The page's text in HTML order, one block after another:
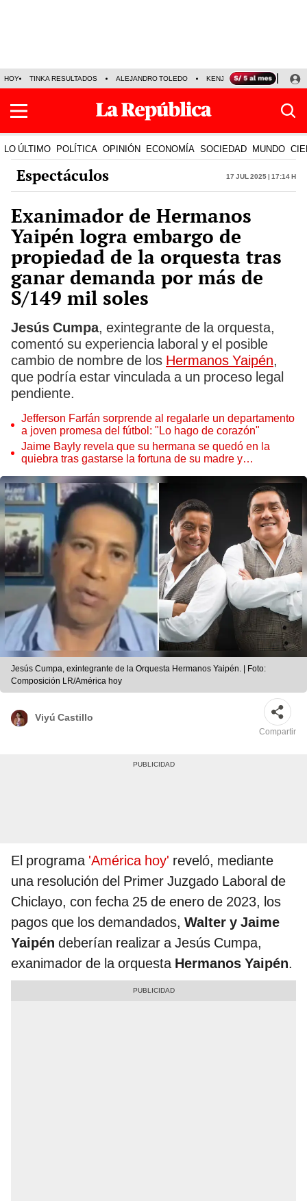
HOY TINKA RESULTADOS ALEJANDRO TOLEDO KENJI FUJIMORI
LO ÚLTIMO POLÍTICA OPINIÓN ECONOMÍA SOCIEDAD MUNDO
Espectáculos 17 Jul 2025 | 17:14 h
Exanimador de Hermanos
Yaipén logra embargo de
propiedad de la orquesta tras
ganar demanda por más de
S/149 mil soles
Jesús Cumpa, exintegrante de la orquesta,
comentó su experiencia laboral y el posible
cambio de nombre de los Hermanos Yaipén,
que podría estar vinculada a un proceso legal
pendiente.
Jefferson Farfán sorprende al regalarle un departamento
a joven promesa del fútbol: "Lo hago de corazón"
Jaime Bayly revela que su hermana se quedó en la
quiebra tras gastarse la fortuna de su madre y
Jesús Cumpa, exintegrante de la Orquesta Hermanos Yaipén. | Foto:
Composición LR/América hoy
Viyú Castillo
Compartir
El programa 'América hoy' reveló, mediante
una resolución del Primer Juzgado Laboral de
Chiclayo, con fecha 25 de enero de 2023, los
pagos que los demandados, Walter y Jaime
Yaipén deberían realizar a Jesús Cumpa,
exanimador de la orquesta Hermanos Yaipén.